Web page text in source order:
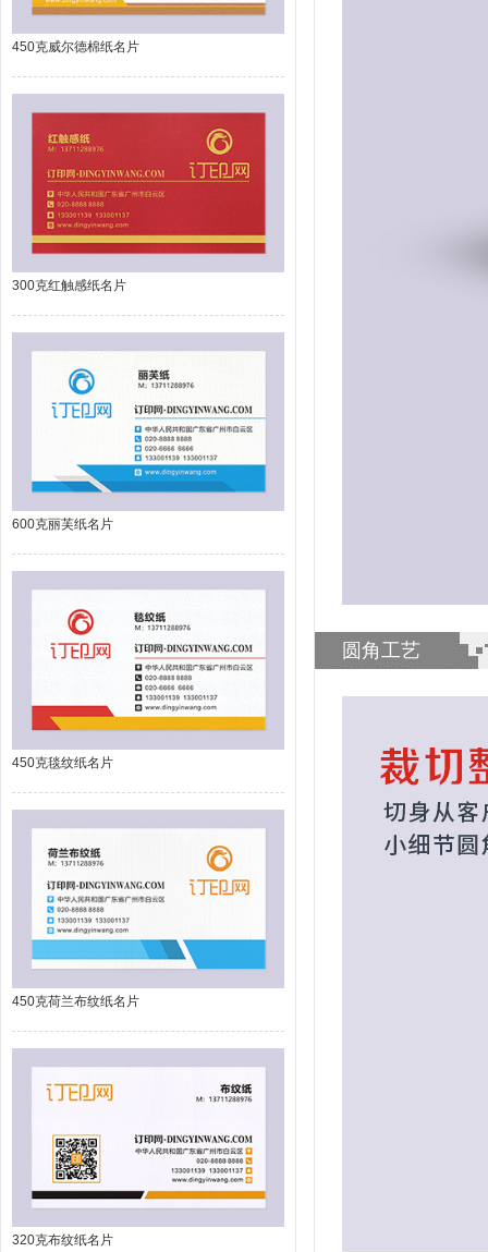
450克威尔德棉纸名片
300克红触感纸名片
600克丽芙纸名片
450克毯纹纸名片
450克荷兰布纹纸名片
320克布纹纸名片
圆角工艺